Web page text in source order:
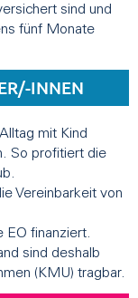
sind und
fünf Monate
INNEN
mit Kind
So profitiert die
Vereinbarkeit von
EO finanziert.
sind deshalb
(KMU) tragbar.